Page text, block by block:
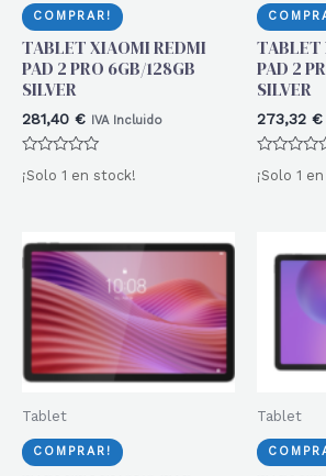
COMPRAR!
TABLET XIAOMI REDMI
PAD 2 PRO 6GB/128GB
SILVER
281,40 € IVA Incluido
con
¡Solo 1 en stock!
TABLET
PAD 2
SILVER
273,32 €
con
¡Solo 1
Tablet
COMPRAR!
Tablet